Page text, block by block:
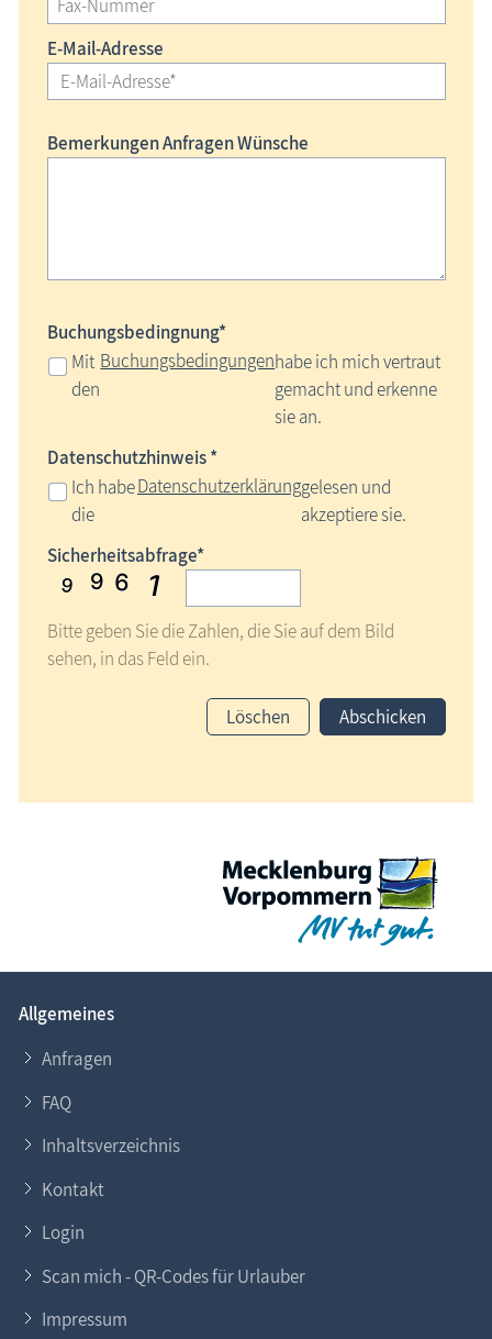
E-Mail-Adresse
Bemerkungen Anfragen Wünsche
Buchungsbedingnung*
Mit
den
Buchungsbedingungenhabe ich mich vertraut
gemacht und erkenne
sie an.
Datenschutzhinweis *
Ich habe
die
Datenschutzerklärunggelesen und
akzeptiere sie.
Sicherheitsabfrage*
Bitte geben Sie die Zahlen, die Sie auf dem Bild
sehen, in das Feld ein.
Löschen Abschicken
Allgemeines
Anfragen
FAQ
Inhaltsverzeichnis
Kontakt
Login
Scan mich - QR-Codes für Urlauber
Impressum